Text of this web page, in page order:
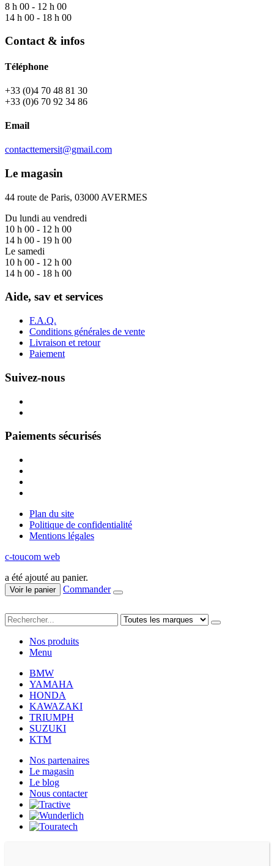
8 h 00 - 12 h 00
14 h 00 - 18 h 00
Contact & infos
Téléphone
+33 (0)4 70 48 81 30
+33 (0)6 70 92 34 86
Email
contacttemersit@gmail.com
Le magasin
44 route de Paris, 03000 AVERMES
Du lundi au vendredi
10 h 00 - 12 h 00
14 h 00 - 19 h 00
Le samedi
10 h 00 - 12 h 00
14 h 00 - 18 h 00
Aide, sav et services
F.A.Q.
Conditions générales de vente
Livraison et retour
Paiement
Suivez-nous
Paiements sécurisés
Plan du site
Politique de confidentialité
Mentions légales
c-toucom web
a été ajouté au panier.
Voir le panier Commander
Nos produits
Menu
BMW
YAMAHA
HONDA
KAWAZAKI
TRIUMPH
SUZUKI
KTM
Nos partenaires
Le magasin
Le blog
Nous contacter